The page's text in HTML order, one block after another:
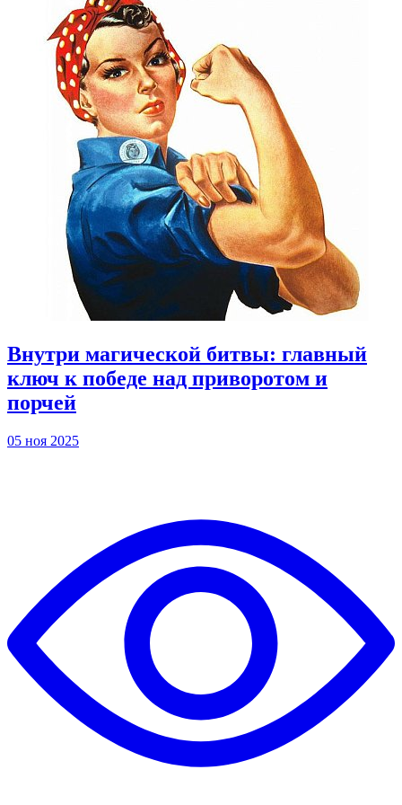
Внутри магической битвы: главный
ключ к победе над приворотом и
порчей
05 ноя 2025